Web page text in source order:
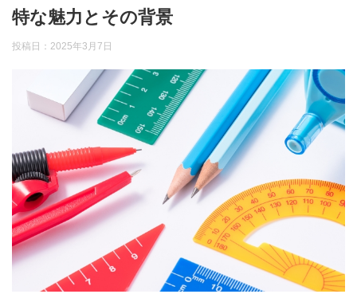
特な魅力とその背景
投稿日： 2025年3月7日